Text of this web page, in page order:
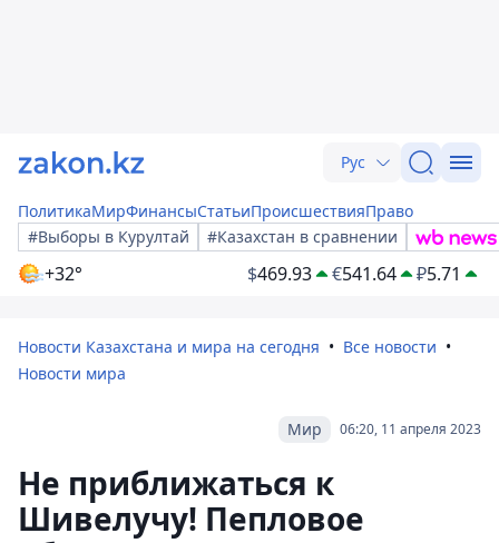
Рус
ПолитикаМирФинансыСтатьиПроисшествияПраво
#Выборы в Курултай
#Казахстан в сравнении
+32° $469.93 €541.64 ₽5.71
Новости Казахстана и мира на сегодня
Все новости
Новости мира
06:20, 11 апреля 2023
Мир
Не приближаться к
Шивелучу! Пепловое